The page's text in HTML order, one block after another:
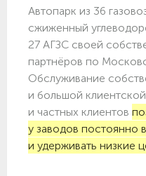
Автопарк из 36
сжиженный
27 АГЗС своей
партнёров по
Обслуживание
и большой
и частных клиентов
у заводов постоянно
и удерживать низкие